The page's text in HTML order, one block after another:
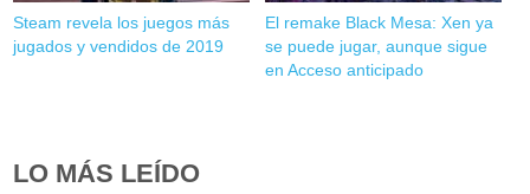
Steam revela los juegos más
jugados y vendidos de 2019
El remake Black Mesa: Xen ya
se puede jugar, aunque sigue
en Acceso anticipado
LO MÁS LEÍDO